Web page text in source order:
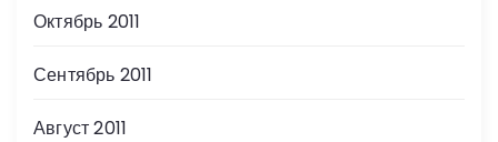
Октябрь 2011
Сентябрь 2011
Август 2011